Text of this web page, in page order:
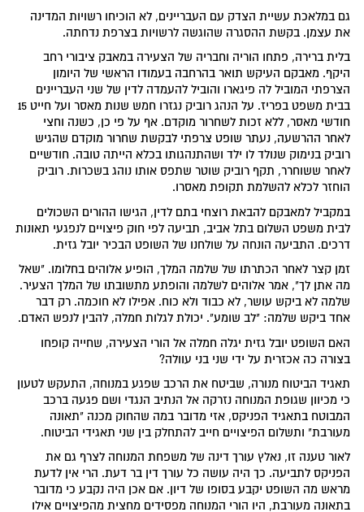
גם במלאכת עשיית הצדק עם העבריינים, לא הוכיחו רשויות המדינה
את עצמן. בקשת ההסגרה שהוגשה לרשויות בצרפת נדחתה.
בלית ברירה, פתחו הוריה וחבריה של הצעירה במאבק ציבורי רחב
היקף. מאבקם העיקש תואר בהרחבה בעמודו הראשי של היומון
הצרפתי המוביל לה פיגארו והוביל להעמדה לדין של שני העבריינים
בבית משפט בפריז. על הנהג רוביק נגזרו חמש שנות מאסר ועל חייט 15
חודשי מאסר, ללא זכות לשחרור מוקדם. אף על פי כן, כשנה וחצי
לאחר ההרשעה, נעתר שופט צרפתי לבקשת שחרור מוקדם שהגיש
רוביק בנימוק שנולד לו ילד ושהתנהגותו בכלא הייתה טובה. חודשיים
לאחר ששוחרר, תקף רוביק שוטר שתפס אותו נוהג בשכרות. רוביק
הוחזר לכלא להשלמת תקופת מאסרו.
במקביל למאבקם להבאת רוצחי בתם לדין, הגישו ההורים השכולים
לבית משפט השלום בתל אביב, תביעה לפי חוק פיצויים לנפגעי תאונות
דרכים. התביעה הונחה על שולחנו של השופט הבכיר יובל גזית.
זמן קצר לאחר הכתרתו של שלמה המלך, הופיע אלוהים בחלומו. "שאל
מה אתן לך", אמר אלוהים לשלמה והופתע מתשובתו של המלך הצעיר.
שלמה לא ביקש עושר, לא כבוד ולא כוח. אפילו לא חוכמה. רק דבר
אחד ביקש שלמה: "לב שומע". יכולת לגלות חמלה, להבין לנפש האדם.
האם השופט יובל גזית יגלה חמלה אל הורי הצעירה, שחייה קופחו
בצורה כה אכזרית על ידי שני בני עוולה?
תאגיד הביטוח מנורה, שביטח את הרכב שפגע במנוחה, התעקש לטעון
כי מכיוון שגופת המנוחה נזרקה אל הנתיב הנגדי ושם פגעה ברכב
המבוטח בתאגיד הפניקס, אזי מדובר במה שהחוק מכנה "תאונה
מעורבת" ותשלום הפיצויים חייב להתחלק בין שני תאגידי הביטוח.
לאור טענה זו, נאלץ עורך דינה של משפחת המנוחה לצרף גם את
הפניקס לתביעה. כך היה עושה כל עורך דין בר דעת. הרי אין לדעת
מראש מה השופט יקבע בסופו של דיון. אם אכן היה נקבע כי מדובר
בתאונה מעורבת, היו הורי המנוחה מפסידים מחצית מהפיצויים אילו